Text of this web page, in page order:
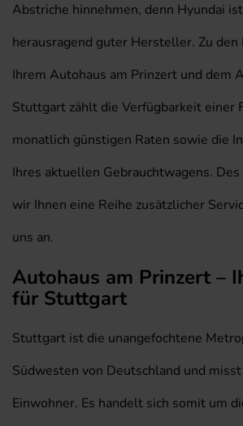
Abstriche hinnehmen, denn Hyundai
herausragend guter Hersteller. Zu
Ihrem Autohaus am Prinzert und dem
Stuttgart zählt die Verfügbarkeit einer
monatlich günstigen Raten sowie die
Ihres aktuellen Gebrauchtwagens.
wir Ihnen eine Reihe zusätzlicher
uns an.
Autohaus am Prinzert –
für Stuttgart
Stuttgart ist die unangefochtene
Südwesten von Deutschland und
Einwohner. Es handelt sich somit um